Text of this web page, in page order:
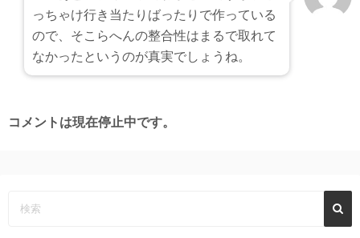
っちゃけ行き当たりばったりで作っている
ので、そこらへんの整合性はまるで取れて
なかったというのが真実でしょうね。
コメントは現在停止中です。